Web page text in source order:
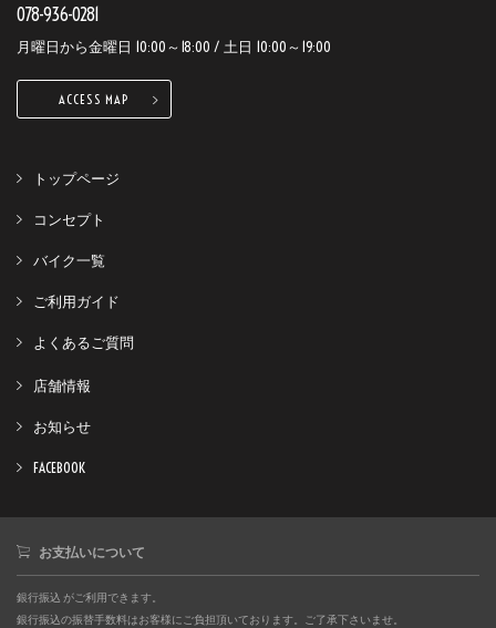
078-936-0281
月曜日から金曜日 10:00～18:00 / 土日 10:00～19:00
ACCESS MAP
トップページ
コンセプト
バイク一覧
ご利用ガイド
よくあるご質問
店舗情報
お知らせ
FACEBOOK
お支払いについて
銀行振込 がご利用できます。
銀行振込の振替手数料はお客様にご負担頂いております。ご了承下さいませ。